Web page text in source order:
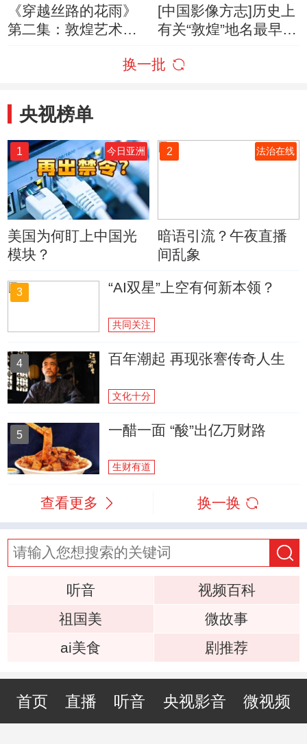
《穿越丝路的花雨》
第二集：敦煌艺术穿
[中国影像方志]历史上
有关“敦煌”地名最早的
换一批
央视榜单
1 今日亚洲
美国为何盯上中国光
模块？
2 法治在线
暗语引流？午夜直播
间乱象
3 “AI双星”上空有何新本领？
共同关注
4 百年潮起 再现张謇传奇人生
文化十分
5 一醋一面 “酸”出亿万财路
生财有道
查看更多 换一换
听音
视频百科
祖国美
微故事
ai美食
剧推荐
首页 直播 听音 央视影音 微视频